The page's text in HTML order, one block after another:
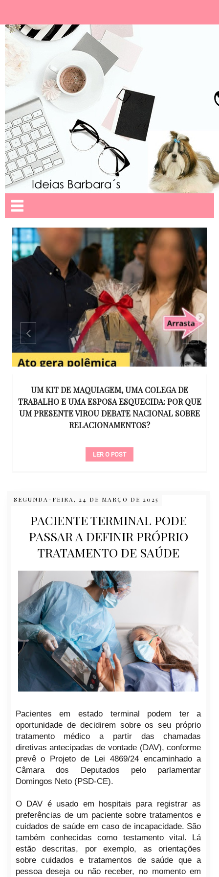
UM KIT DE MAQUIAGEM, UMA COLEGA DE
TRABALHO E UMA ESPOSA ESQUECIDA: POR QUE
UM PRESENTE VIROU DEBATE NACIONAL SOBRE
RELACIONAMENTOS?
LER O POST
SEGUNDA-FEIRA, 24 DE MARÇO DE 2025
PACIENTE TERMINAL PODE
PASSAR A DEFINIR PRÓPRIO
TRATAMENTO DE SAÚDE
Pacientes em estado terminal podem ter a
oportunidade de decidirem sobre os seu próprio
tratamento médico a partir das chamadas
diretivas antecipadas de vontade (DAV), conforme
prevê o Projeto de Lei 4869/24 encaminhado a
Câmara dos Deputados pelo parlamentar
Domingos Neto (PSD-CE).
O DAV é usado em hospitais para registrar as
preferências de um paciente sobre tratamentos e
cuidados de saúde em caso de incapacidade. São
também conhecidas como testamento vital. Lá
estão descritas, por exemplo, as orientações
sobre cuidados e tratamentos de saúde que a
pessoa deseja ou não receber, no momento em